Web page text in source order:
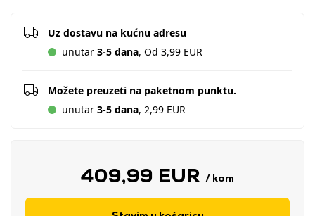
Uz dostavu na kućnu adresu
unutar 3-5 dana, Od 3,99 EUR
Možete preuzeti na paketnom punktu.
unutar 3-5 dana, 2,99 EUR
409,99 EUR / kom